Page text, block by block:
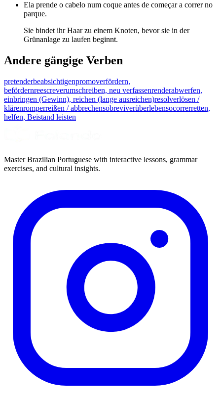
Ela prende o cabelo num coque antes de começar a correr no
parque.
Sie bindet ihr Haar zu einem Knoten, bevor sie in der
Grünanlage zu laufen beginnt.
Andere gängige Verben
pretenderbeabsichtigenpromoverfördern,
befördernreescreverumschreiben, neu verfassenrenderabwerfen,
einbringen (Gewinn), reichen (lange ausreichen)resolverlösen /
klärenromperreißen / abbrechensobreviverüberlebensocorrerretten,
helfen, Beistand leisten
Master Brazilian Portuguese with interactive lessons, grammar
exercises, and cultural insights.